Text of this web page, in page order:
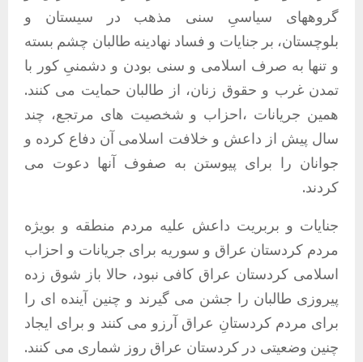
گروههای سیاسیِ سنی مذهب در سیستان و
بلوچستان، بر جنایات و فساد نهادینه طالبان چشم بسته
و تنها به صرف اسلامی و سنی بودن و دشمنیِ کور با
تمدن غرب و حقوق زنان، از طالبان حمایت می کنند.
همین جریانات ،احزاب و شخصیت های مرتجع، چند
سال پیش از داعش و خلافت اسلامی آن دفاع کرده و
جوانان را برای پیوستن به صفوف آنها دعوت می
کردند.
جنایات و بربریت داعش علیه مردم منطقه و بویژه
مردم کردستان عراق و سوریه برای جریانات و احزاب
اسلامی کردستان عراق کافی نبود، حالا باز شوق زده
پیروزی طالبان را جشن می گیرند و چنین آینده ای را
برای مردم کردستانِ عراق آرزو می کنند و برای ایجاد
چنین وضعیتی در کردستان عراق روز شماری می کنند.